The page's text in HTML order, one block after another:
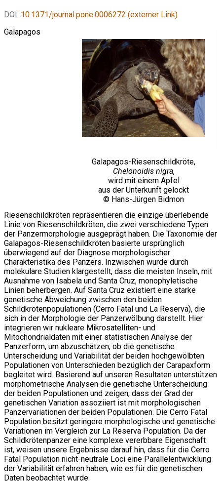
DOI: 10.1371/journal.pone.0006272 (externer Link)
Galapagos-Riesenschildkröte,
Chelonoidis nigra,
wird mit einem Apfel
aus der Unterkunft gelockt
© Hans-Jürgen Bidmon
Galapagos
Riesenschildkröten repräsentieren die einzige überlebende
Linie von Riesenschildkröten, die zwei verschiedene Typen
der Panzermorphologie ausgeprägt haben. Die Taxonomie der
Galapagos-Riesenschildkröten basierte ursprünglich
überwiegend auf der Diagnose morphologischer
Charakteristika des Panzers. Inzwischen wurde durch
molekulare Studien klargestellt, dass die meisten Inseln, mit
Ausnahme von Isabela und Santa Cruz, monophyletische
Linien beherbergen. Auf Santa Cruz existiert eine starke
genetische Abweichung zwischen den beiden
Schildkrötenpopulationen (Cerro Fatal und La Reserva), die
sich in der Morphologie der Panzerwölbung darstellt. Hier
integrieren wir nukleare Mikrosatelliten- und
Mitochondrialdaten mit einer statistischen Analyse der
Panzerform, um abzuschätzen, ob die genetische
Unterscheidung und Variabilität der beiden hochgewölbten
Populationen von Unterschieden bezüglich der Carapaxform
begleitet wird. Basierend auf unseren Resultaten unterstützen
morphometrische Analysen die genetische Unterscheidung
der beiden Populationen und zeigen, dass der Grad der
genetischen Variation assoziiert ist mit morphologischen
Panzervariationen der beiden Populationen. Die Cerro Fatal
Population besitzt geringere morphologische und genetische
Variationen im Vergleich zur La Reserva Population. Da der
Schildkrötenpanzer eine komplexe vererbbare Eigenschaft
ist, weisen unsere Ergebnisse darauf hin, dass für die Cerro
Fatal Population nicht-neutrale Loci eine Parallelentwicklung
der Variabilität erfahren haben, wie es für die genetischen
Daten beobachtet wurde.